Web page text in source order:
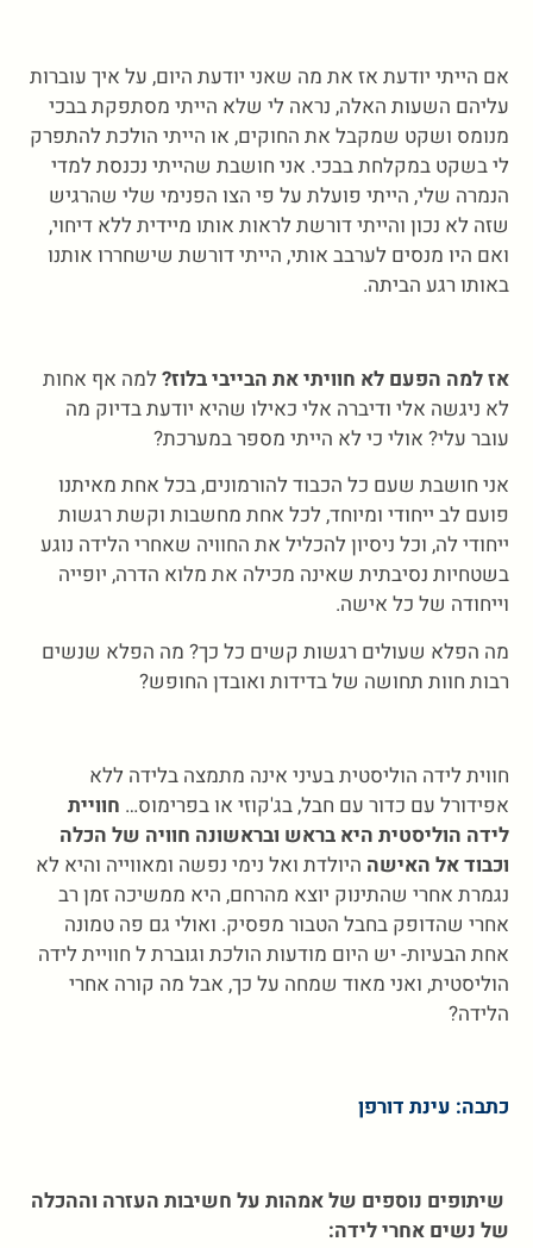
אם הייתי יודעת אז את מה שאני יודעת היום, על איך עוברות
עליהם השעות האלה, נראה לי שלא הייתי מסתפקת בבכי
מנומס ושקט שמקבל את החוקים, או הייתי הולכת להתפרק
לי בשקט במקלחת בבכי. אני חושבת שהייתי נכנסת למדי
הנמרה שלי, הייתי פועלת על פי הצו הפנימי שלי שהרגיש
שזה לא נכון והייתי דורשת לראות אותו מיידית ללא דיחוי,
ואם היו מנסים לערבב אותי, הייתי דורשת שישחררו אותנו
באותו רגע הביתה.
אז למה הפעם לא חוויתי את הבייבי בלוז? למה אף אחות
לא ניגשה אלי ודיברה אלי כאילו שהיא יודעת בדיוק מה
עובר עלי? אולי כי לא הייתי מספר במערכת?
אני חושבת שעם כל הכבוד להורמונים, בכל אחת מאיתנו
פועם לב ייחודי ומיוחד, לכל אחת מחשבות וקשת רגשות
ייחודי לה, וכל ניסיון להכליל את החוויה שאחרי הלידה נוגע
בשטחיות נסיבתית שאינה מכילה את מלוא הדרה, יופייה
וייחודה של כל אישה.
מה הפלא שעולים רגשות קשים כל כך? מה הפלא שנשים
רבות חוות תחושה של בדידות ואובדן החופש?
חווית לידה הוליסטית בעיני אינה מתמצה בלידה ללא
אפידורל עם כדור עם חבל, בג'קוזי או בפרימוס… חוויית
לידה הוליסטית היא בראש ובראשונה חוויה של הכלה
וכבוד אל האישה היולדת ואל נימי נפשה ומאווייה והיא לא
נגמרת אחרי שהתינוק יוצא מהרחם, היא ממשיכה זמן רב
אחרי שהדופק בחבל הטבור מפסיק. ואולי גם פה טמונה
אחת הבעיות- יש היום מודעות הולכת וגוברת ל חוויית לידה
הוליסטית, ואני מאוד שמחה על כך, אבל מה קורה אחרי
הלידה?
כתבה: עינת דורפן
שיתופים נוספים של אמהות על חשיבות העזרה וההכלה
של נשים אחרי לידה: